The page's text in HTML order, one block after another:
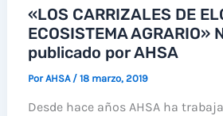
CON
EL
APOYO
DE
REGANTES
«LOS CARRIZALES DE
ECOSISTEMA AGRARIO»
publicado por AHSA
PorAHSA / 18 marzo, 2019
Desde hace años AHSA ha